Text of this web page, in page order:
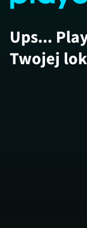
Ups...
Twojej